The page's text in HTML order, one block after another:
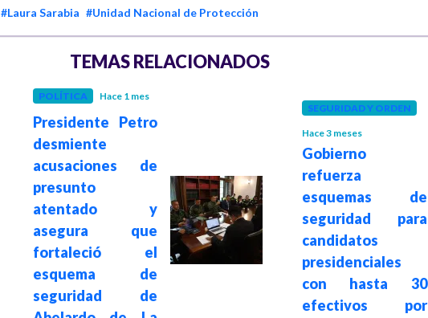
#Laura Sarabia #Unidad Nacional de Protección
TEMAS RELACIONADOS
POLÍTICA Hace 1 mes
Presidente Petro
desmiente
acusaciones de
presunto
atentado y
asegura que
fortaleció el
esquema de
seguridad de
SEGURIDAD Y ORDEN
Hace 3 meses
Gobierno
refuerza
esquemas de
seguridad para
candidatos
presidenciales
con hasta 30
efectivos por